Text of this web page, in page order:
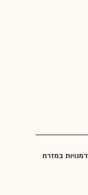
במזרח